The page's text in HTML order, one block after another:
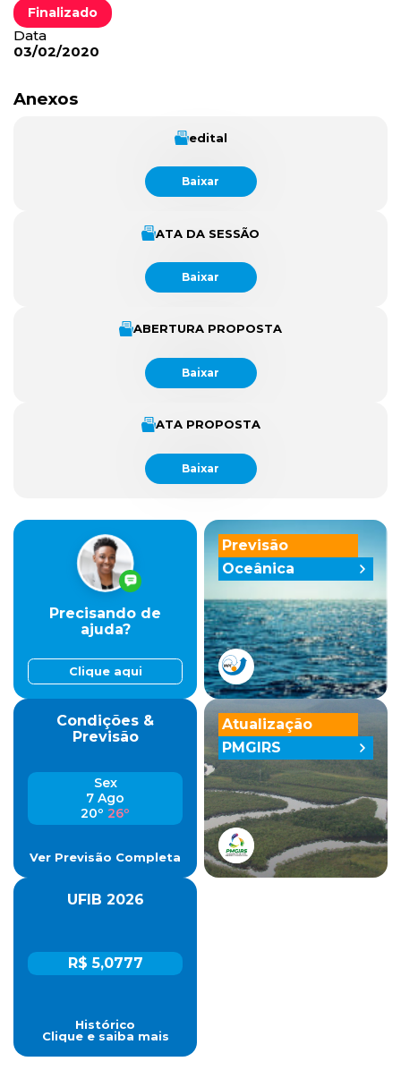
Finalizado
Data
03/02/2020
Anexos
edital
Baixar
ATA DA SESSÃO
Baixar
ABERTURA PROPOSTA
Baixar
ATA PROPOSTA
Baixar
Previsão
Oceânica
Precisando de
ajuda?
Clique aqui
Condições &
Previsão
Sex
7 Ago
20º 26º
Ver Previsão Completa
UFIB 2026
R$ 5,0777
Histórico
Clique e saiba mais
Atualização
PMGIRS